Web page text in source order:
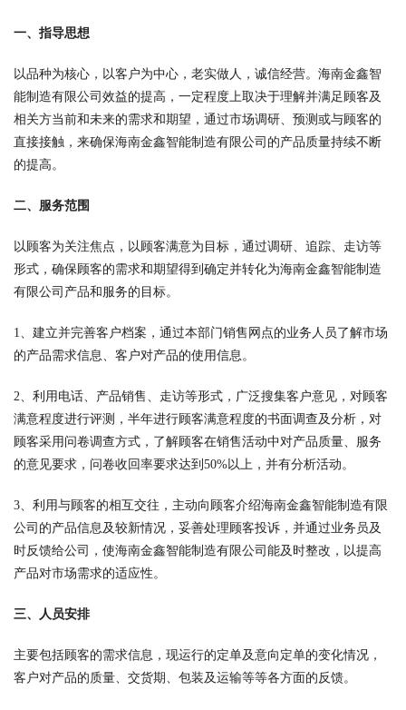
一、指导思想
以品种为核心，以客户为中心，老实做人，诚信经营。海南金鑫智
能制造有限公司效益的提高，一定程度上取决于理解并满足顾客及
相关方当前和未来的需求和期望，通过市场调研、预测或与顾客的
直接接触，来确保海南金鑫智能制造有限公司的产品质量持续不断
的提高。
二、服务范围
以顾客为关注焦点，以顾客满意为目标，通过调研、追踪、走访等
形式，确保顾客的需求和期望得到确定并转化为海南金鑫智能制造
有限公司产品和服务的目标。
1、建立并完善客户档案，通过本部门销售网点的业务人员了解市场
的产品需求信息、客户对产品的使用信息。
2、利用电话、产品销售、走访等形式，广泛搜集客户意见，对顾客
满意程度进行评测，半年进行顾客满意程度的书面调查及分析，对
顾客采用问卷调查方式，了解顾客在销售活动中对产品质量、服务
的意见要求，问卷收回率要求达到50%以上，并有分析活动。
3、利用与顾客的相互交往，主动向顾客介绍海南金鑫智能制造有限
公司的产品信息及较新情况，妥善处理顾客投诉，并通过业务员及
时反馈给公司，使海南金鑫智能制造有限公司能及时整改，以提高
产品对市场需求的适应性。
三、人员安排
主要包括顾客的需求信息，现运行的定单及意向定单的变化情况，
客户对产品的质量、交货期、包装及运输等等各方面的反馈。